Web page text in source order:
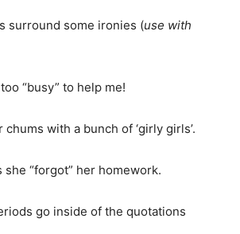
surround some ironies (use with
“busy” to help me!
chums with a bunch of ‘girly girls’.
she “forgot” her homework.
go inside of the quotations